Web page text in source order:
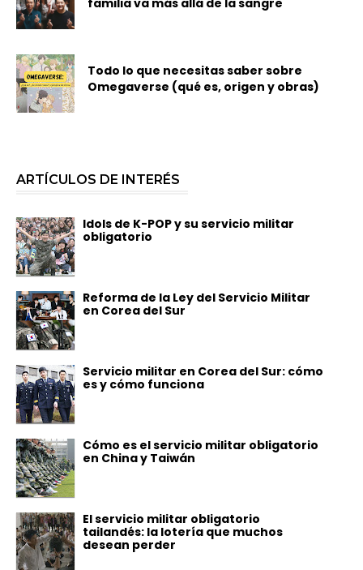
familia va más allá de la sangre
Todo lo que necesitas saber sobre
Omegaverse (qué es, origen y obras)
ARTÍCULOS DE INTERÉS
Idols de K-POP y su servicio militar
obligatorio
Reforma de la Ley del Servicio Militar
en Corea del Sur
Servicio militar en Corea del Sur: cómo
es y cómo funciona
Cómo es el servicio militar obligatorio
en China y Taiwán
El servicio militar obligatorio
tailandés: la lotería que muchos
desean perder